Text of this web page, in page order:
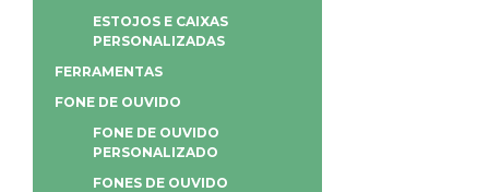
ESTOJOS E CAIXAS
PERSONALIZADAS
FERRAMENTAS
FONE DE OUVIDO
FONE DE OUVIDO
PERSONALIZADO
FONES DE OUVIDO